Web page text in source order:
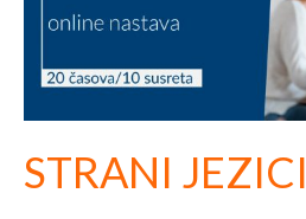
STRANI JEZICI